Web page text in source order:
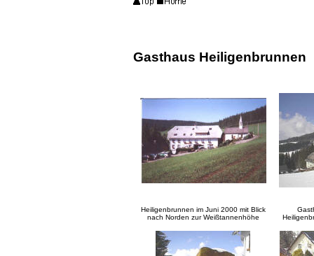
Gasthaus Heiligenbrunnen
Heiligenbrunnen im Juni 2000 mit Blick
nach Norden zur Weißtannenhöhe